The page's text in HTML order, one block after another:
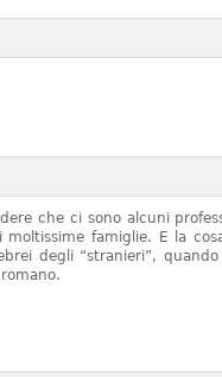
che ci sono alcuni
moltissime famiglie. E la
degli “stranieri”,